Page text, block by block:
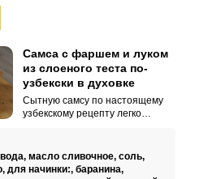
Самса с фаршем и луком
из слоеного теста по-
узбекски в духовке
Сытную самсу по настоящему
узбекскому рецепту легко
порадует ароматом свежей
румяной выпечки и сочной
вода, масло сливочное, соль,
для начинки:, баранина,